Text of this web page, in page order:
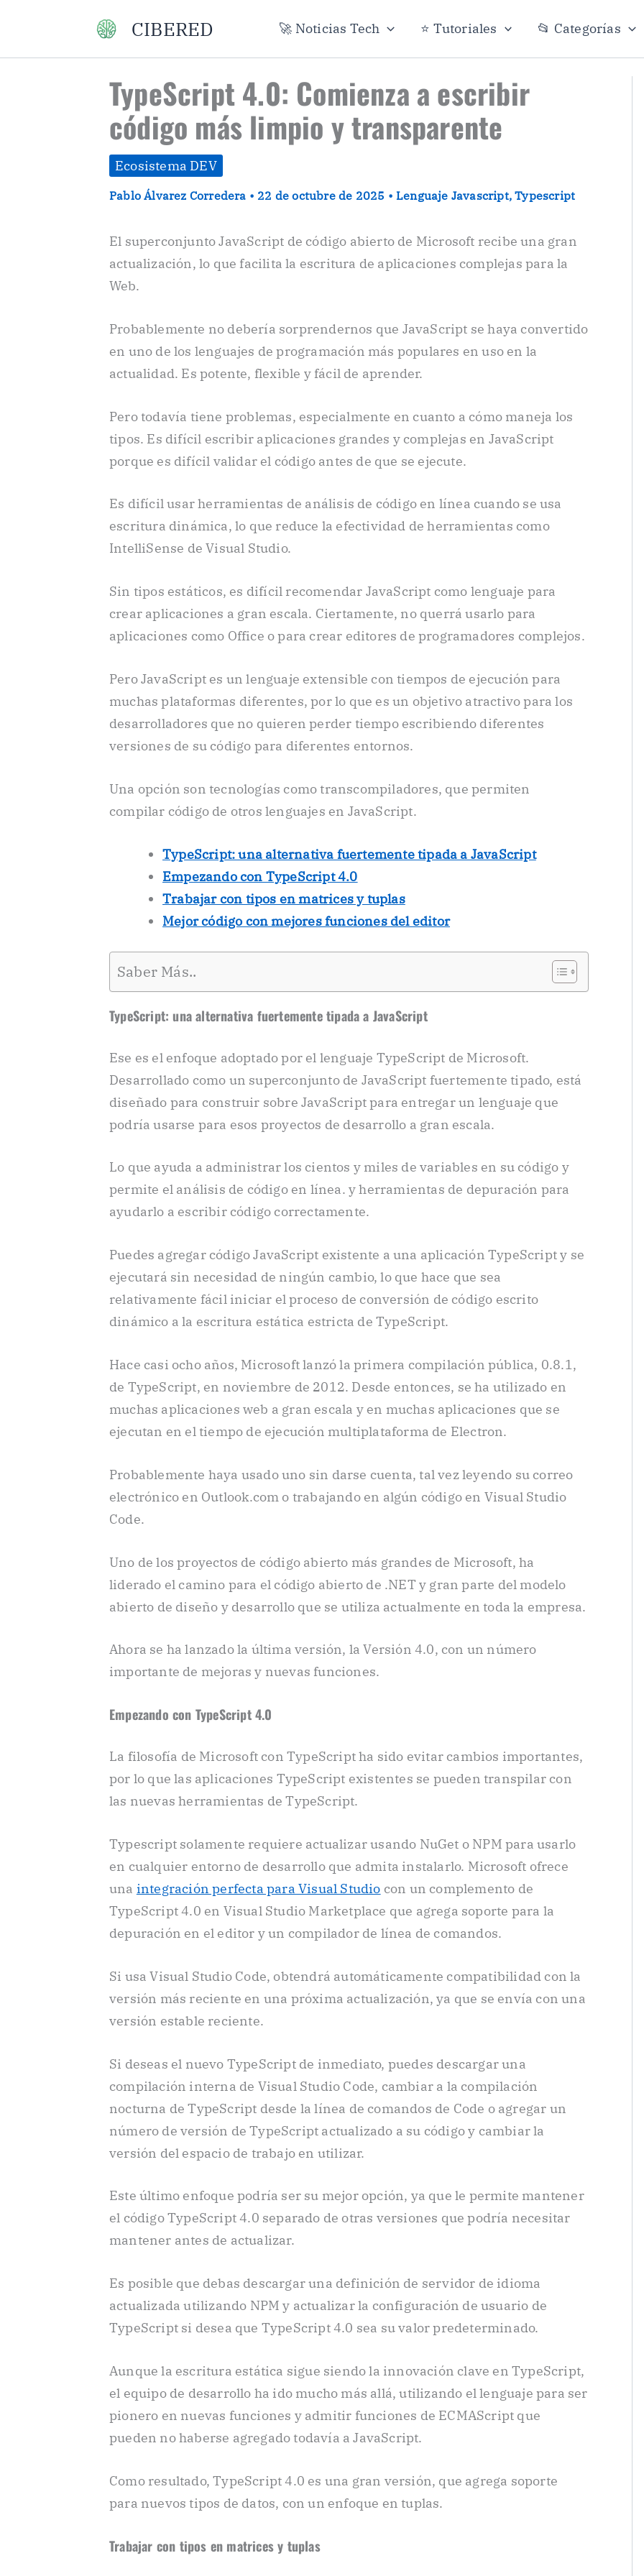
contenido
CIBERED 🚀 Noticias Tech ⭐ Tutoriales 📂 Categorías
TypeScript 4.0: Comienza a escribir
código más limpio y transparente
Ecosistema DEV
Pablo Álvarez Corredera • 22 de octubre de 2025 •Lenguaje Javascript,Typescript
El superconjunto JavaScript de código abierto de Microsoft recibe una gran
actualización, lo que facilita la escritura de aplicaciones complejas para la
Web.
Probablemente no debería sorprendernos que JavaScript se haya convertido
en uno de los lenguajes de programación más populares en uso en la
actualidad. Es potente, flexible y fácil de aprender.
Pero todavía tiene problemas, especialmente en cuanto a cómo maneja los
tipos. Es difícil escribir aplicaciones grandes y complejas en JavaScript
porque es difícil validar el código antes de que se ejecute.
Es difícil usar herramientas de análisis de código en línea cuando se usa
escritura dinámica, lo que reduce la efectividad de herramientas como
IntelliSense de Visual Studio.
Sin tipos estáticos, es difícil recomendar JavaScript como lenguaje para
crear aplicaciones a gran escala. Ciertamente, no querrá usarlo para
aplicaciones como Office o para crear editores de programadores complejos.
Pero JavaScript es un lenguaje extensible con tiempos de ejecución para
muchas plataformas diferentes, por lo que es un objetivo atractivo para los
desarrolladores que no quieren perder tiempo escribiendo diferentes
versiones de su código para diferentes entornos.
Una opción son tecnologías como transcompiladores, que permiten
compilar código de otros lenguajes en JavaScript.
TypeScript: una alternativa fuertemente tipada a JavaScript
Empezando con TypeScript 4.0
Trabajar con tipos en matrices y tuplas
Mejor código con mejores funciones del editor
Saber Más..
TypeScript: una alternativa fuertemente tipada a JavaScript
Ese es el enfoque adoptado por el lenguaje TypeScript de Microsoft.
Desarrollado como un superconjunto de JavaScript fuertemente tipado, está
diseñado para construir sobre JavaScript para entregar un lenguaje que
podría usarse para esos proyectos de desarrollo a gran escala.
Lo que ayuda a administrar los cientos y miles de variables en su código y
permite el análisis de código en línea. y herramientas de depuración para
ayudarlo a escribir código correctamente.
Puedes agregar código JavaScript existente a una aplicación TypeScript y se
ejecutará sin necesidad de ningún cambio, lo que hace que sea
relativamente fácil iniciar el proceso de conversión de código escrito
dinámico a la escritura estática estricta de TypeScript.
Hace casi ocho años, Microsoft lanzó la primera compilación pública, 0.8.1,
de TypeScript, en noviembre de 2012. Desde entonces, se ha utilizado en
muchas aplicaciones web a gran escala y en muchas aplicaciones que se
ejecutan en el tiempo de ejecución multiplataforma de Electron.
Probablemente haya usado uno sin darse cuenta, tal vez leyendo su correo
electrónico en Outlook.com o trabajando en algún código en Visual Studio
Code.
Uno de los proyectos de código abierto más grandes de Microsoft, ha
liderado el camino para el código abierto de .NET y gran parte del modelo
abierto de diseño y desarrollo que se utiliza actualmente en toda la empresa.
Ahora se ha lanzado la última versión, la Versión 4.0, con un número
importante de mejoras y nuevas funciones.
Empezando con TypeScript 4.0
La filosofía de Microsoft con TypeScript ha sido evitar cambios importantes,
por lo que las aplicaciones TypeScript existentes se pueden transpilar con
las nuevas herramientas de TypeScript.
Typescript solamente requiere actualizar usando NuGet o NPM para usarlo
en cualquier entorno de desarrollo que admita instalarlo. Microsoft ofrece
una integración perfecta para Visual Studio con un complemento de
TypeScript 4.0 en Visual Studio Marketplace que agrega soporte para la
depuración en el editor y un compilador de línea de comandos.
Si usa Visual Studio Code, obtendrá automáticamente compatibilidad con la
versión más reciente en una próxima actualización, ya que se envía con una
versión estable reciente.
Si deseas el nuevo TypeScript de inmediato, puedes descargar una
compilación interna de Visual Studio Code, cambiar a la compilación
nocturna de TypeScript desde la línea de comandos de Code o agregar un
número de versión de TypeScript actualizado a su código y cambiar la
versión del espacio de trabajo en utilizar.
Este último enfoque podría ser su mejor opción, ya que le permite mantener
el código TypeScript 4.0 separado de otras versiones que podría necesitar
mantener antes de actualizar.
Es posible que debas descargar una definición de servidor de idioma
actualizada utilizando NPM y actualizar la configuración de usuario de
TypeScript si desea que TypeScript 4.0 sea su valor predeterminado.
Aunque la escritura estática sigue siendo la innovación clave en TypeScript,
el equipo de desarrollo ha ido mucho más allá, utilizando el lenguaje para ser
pionero en nuevas funciones y admitir funciones de ECMAScript que
pueden no haberse agregado todavía a JavaScript.
Como resultado, TypeScript 4.0 es una gran versión, que agrega soporte
para nuevos tipos de datos, con un enfoque en tuplas.
Trabajar con tipos en matrices y tuplas